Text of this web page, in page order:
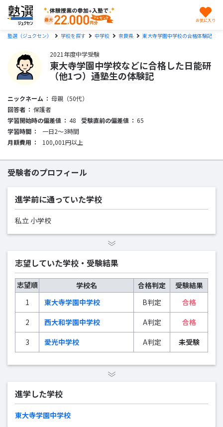
塾選（ジュクセン） 学校を探す 中学校 奈良県 東大寺学園中学校の合格体験記
2021年度中学受験
東大寺学園中学校などに合格した日能研
（他1つ）通塾生の体験記
ニックネーム
母親（50代）
回答者
保護者
学習開始時の偏差値
48 受験直前の偏差値
65
学習時間
一日2〜3時間
月額費用
100,001円以上
受験者のプロフィール
進学前に通っていた学校
私立 小学校
志望していた学校・受験結果
志望順 学校名 合格判定
受験結果
1
東大寺学園中学校 B判定
合格
2
西大和学園中学校 A判定
合格
3
愛光中学校 A判定 未受験
進学した学校
東大寺学園中学校
お気に入り